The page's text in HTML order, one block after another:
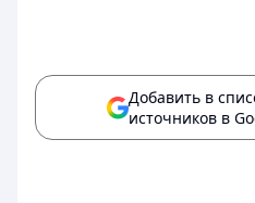
Добавить в
источников в